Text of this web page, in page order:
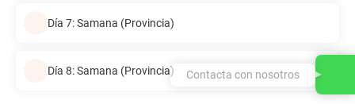
Día 7: Samana (Provincia)
Día 8: Samana (Provincia) Contacta con nosotros